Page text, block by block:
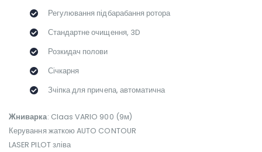
Регулювання підбарабання ротора
Стандартне очищення, 3D
Розкидач полови
Січкарня
Зчіпка для причепа, автоматична
Жниварка: Claas VARIO 900 (9м)
Керування жаткою AUTO CONTOUR
LASER PILOT зліва